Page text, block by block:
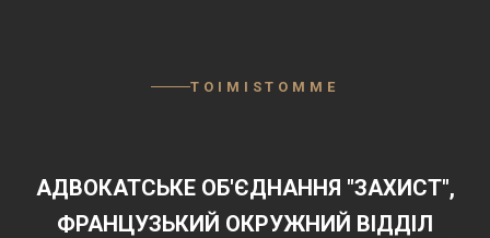
TOIMISTOMME
АДВОКАТСЬКЕ ОБ'ЄДНАННЯ "ЗАХИСТ",
ФРАНЦУЗЬКИЙ ОКРУЖНИЙ ВІДДІЛ